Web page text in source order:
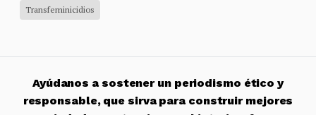
Transfeminicidios
Ayúdanos a sostener un periodismo ético y
responsable, que sirva para construir mejores